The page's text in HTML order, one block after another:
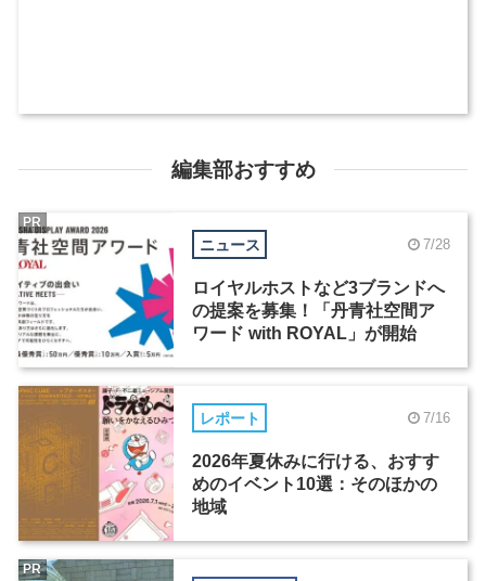
編集部おすすめ
ニュース 7/28
ロイヤルホストなど3ブランドへ
の提案を募集！「丹青社空間ア
ワード with ROYAL」が開始
PR
レポート 7/16
2026年夏休みに行ける、おすす
めのイベント10選：そのほかの
地域
PR